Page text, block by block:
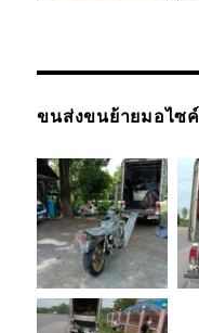
ขนส่งขนย้ายมอไซ